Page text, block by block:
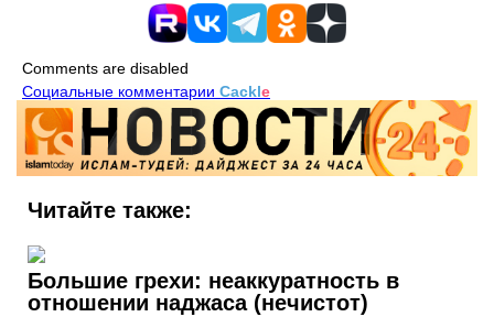
Comments are disabled
Социальные комментарии Cackle
Читайте также:
Большие грехи: неаккуратность в
отношении наджаса (нечистот)